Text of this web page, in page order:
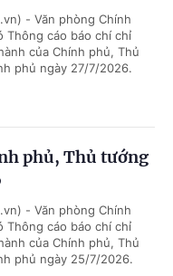
- Văn phòng Chính
Thông cáo báo chí chỉ
của Chính phủ, Thủ
phủ ngày 27/7/2026.
phủ, Thủ tướng
- Văn phòng Chính
Thông cáo báo chí chỉ
của Chính phủ, Thủ
phủ ngày 25/7/2026.